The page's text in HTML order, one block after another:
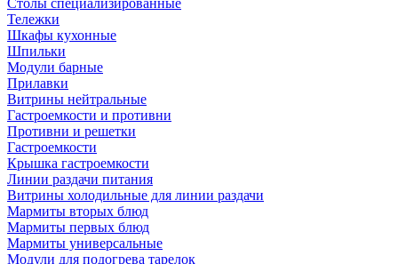
Столы специализированные
Тележки
Шкафы кухонные
Шпильки
Модули барные
Прилавки
Витрины нейтральные
Гастроемкости и противни
Противни и решетки
Гастроемкости
Крышка гастроемкости
Линии раздачи питания
Витрины холодильные для линии раздачи
Мармиты вторых блюд
Мармиты первых блюд
Мармиты универсальные
Модули для подогрева тарелок